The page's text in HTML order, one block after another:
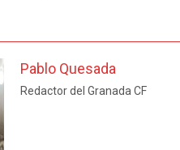
Pablo Quesada
Redactor del Granada CF